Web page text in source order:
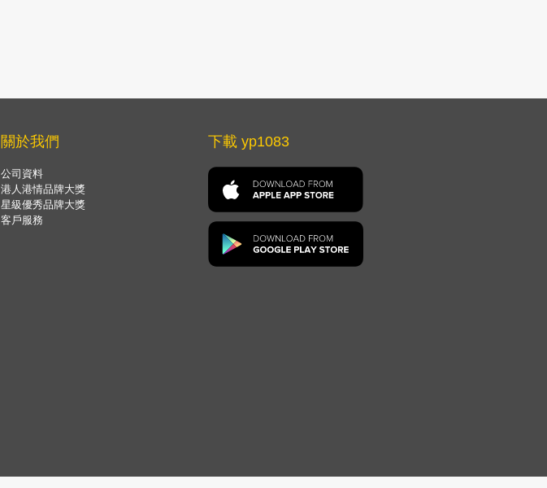
關於我們
公司資料
港人港情品牌大獎
星級優秀品牌大獎
客戶服務
下載 yp1083